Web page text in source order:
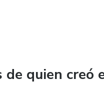
quien creó